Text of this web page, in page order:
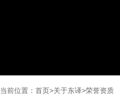
当前位置： 首页>关于东译>荣誉资质